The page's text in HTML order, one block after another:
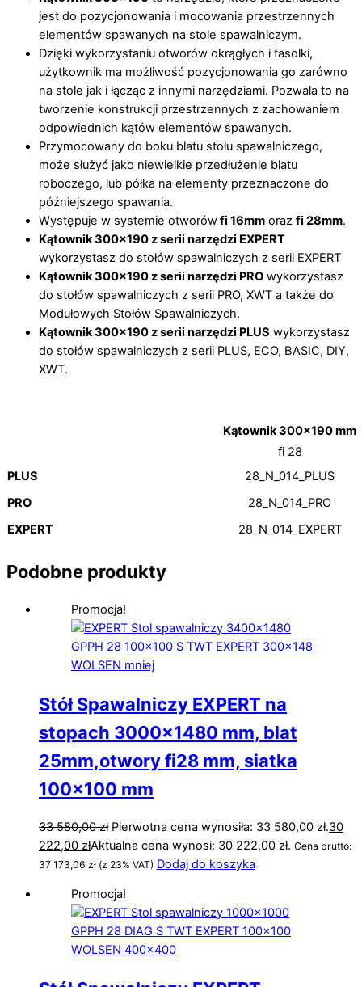
jest do pozycjonowania i mocowania przestrzennych
elementów spawanych na stole spawalniczym.
Dzięki wykorzystaniu otworów okrągłych i fasolki,
użytkownik ma możliwość pozycjonowania go zarówno
na stole jak i łącząc z innymi narzędziami. Pozwala to na
tworzenie konstrukcji przestrzennych z zachowaniem
odpowiednich kątów elementów spawanych.
Przymocowany do boku blatu stołu spawalniczego,
może służyć jako niewielkie przedłużenie blatu
roboczego, lub półka na elementy przeznaczone do
późniejszego spawania.
Występuje w systemie otworówfi 16mm oraz fi 28mm.
Kątownik 300×190 z serii narzędzi EXPERT
wykorzystasz do stołów spawalniczych z serii EXPERT
Kątownik 300×190 z serii narzędzi PRO wykorzystasz
do stołów spawalniczych z serii PRO, XWT a także do
Modułowych Stołów Spawalniczych.
Kątownik 300×190 z serii narzędzi PLUS wykorzystasz
do stołów spawalniczych z serii PLUS, ECO, BASIC, DIY,
XWT.
Kątownik 300×190 mm
fi 28
PLUS
28_N_014_PLUS
PRO
28_N_014_PRO
EXPERT
28_N_014_EXPERT
Podobne produkty
Promocja!
Stół Spawalniczy EXPERT na
stopach 3000×1480 mm, blat
25mm,otwory fi28 mm, siatka
100×100 mm
33 580,00zł Pierwotna cena wynosiła: 33 580,00 zł.30
222,00 złAktualna cena wynosi: 30 222,00 zł. Cena brutto:
37 173,06 zł (z 23% VAT) Dodaj do koszyka
Promocja!